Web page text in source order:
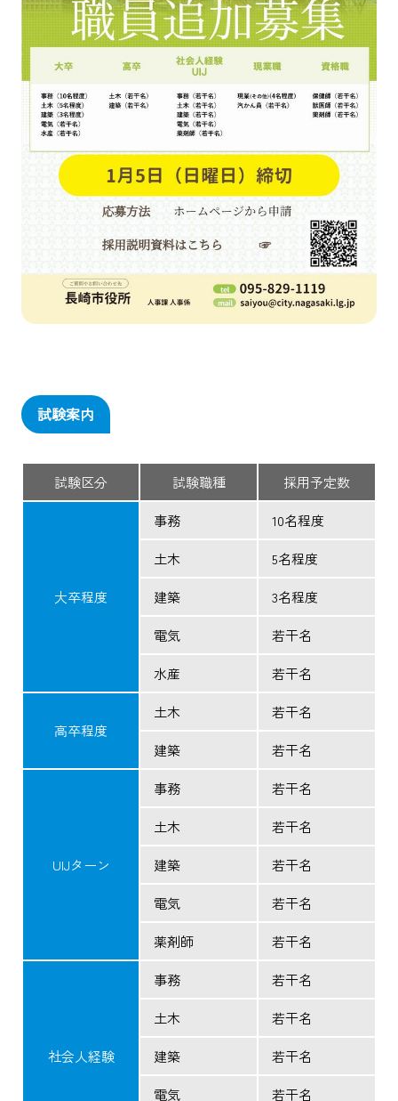
試験案内
試験区分 試験職種 採用予定数
大卒程度
事務 10名程度
土木 5名程度
建築 3名程度
電気 若干名
水産 若干名
高卒程度
土木 若干名
建築 若干名
UIJターン
事務 若干名
土木 若干名
建築 若干名
電気 若干名
薬剤師 若干名
社会人経験
事務 若干名
土木 若干名
建築 若干名
電気 若干名